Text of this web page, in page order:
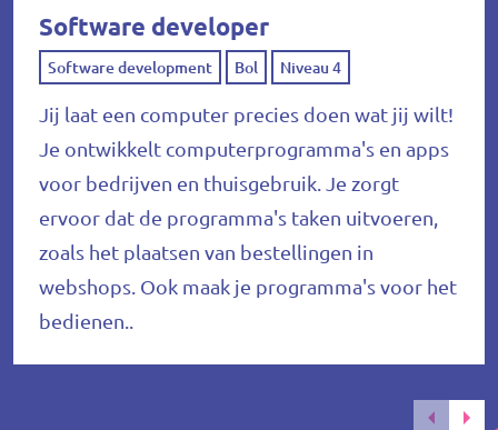
Software developer
Software development Bol Niveau 4
Jij laat een computer precies doen wat jij wilt!
Je ontwikkelt computerprogramma's en apps
voor bedrijven en thuisgebruik. Je zorgt
ervoor dat de programma's taken uitvoeren,
zoals het plaatsen van bestellingen in
webshops. Ook maak je programma's voor het
bedienen..